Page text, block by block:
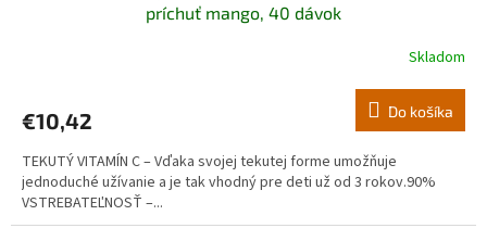
príchuť mango, 40 dávok
Skladom
€10,42 Do košíka
TEKUTÝ VITAMÍN C – Vďaka svojej tekutej forme umožňuje
jednoduché užívanie a je tak vhodný pre deti už od 3 rokov.90%
VSTREBATEĽNOSŤ –...